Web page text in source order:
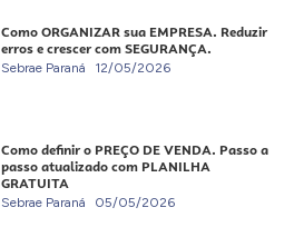
Como ORGANIZAR sua EMPRESA. Reduzir
erros e crescer com SEGURANÇA.
Sebrae Paraná 12/05/2026
Como definir o PREÇO DE VENDA. Passo a
passo atualizado com PLANILHA
GRATUITA
Sebrae Paraná 05/05/2026